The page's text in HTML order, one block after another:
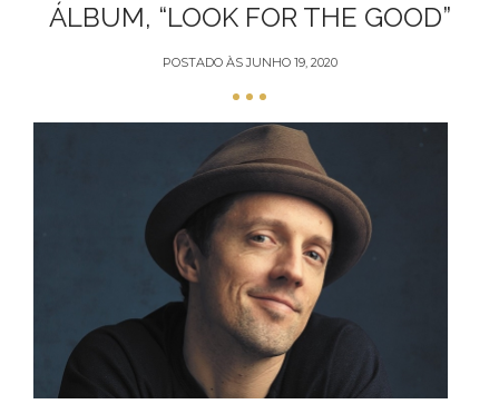
ÁLBUM, “LOOK FOR THE GOOD”
POSTADO ÀSJUNHO 19, 2020